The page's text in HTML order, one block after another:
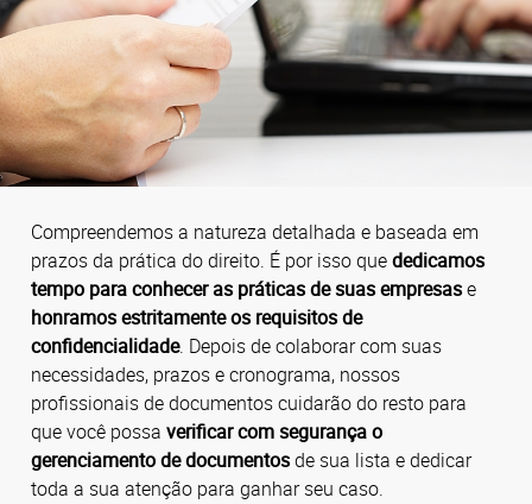
Compreendemos a natureza detalhada e baseada em
prazos da prática do direito. É por isso quededicamos
tempo para conhecer as práticas de suas empresase
honramos estritamente os requisitos de
confidencialidade. Depois de colaborar com suas
necessidades, prazos e cronograma, nossos
profissionais de documentos cuidarão do resto para
que você possa verificar com segurança o
gerenciamento de documentosde sua lista e dedicar
toda a sua atenção para ganhar seu caso.